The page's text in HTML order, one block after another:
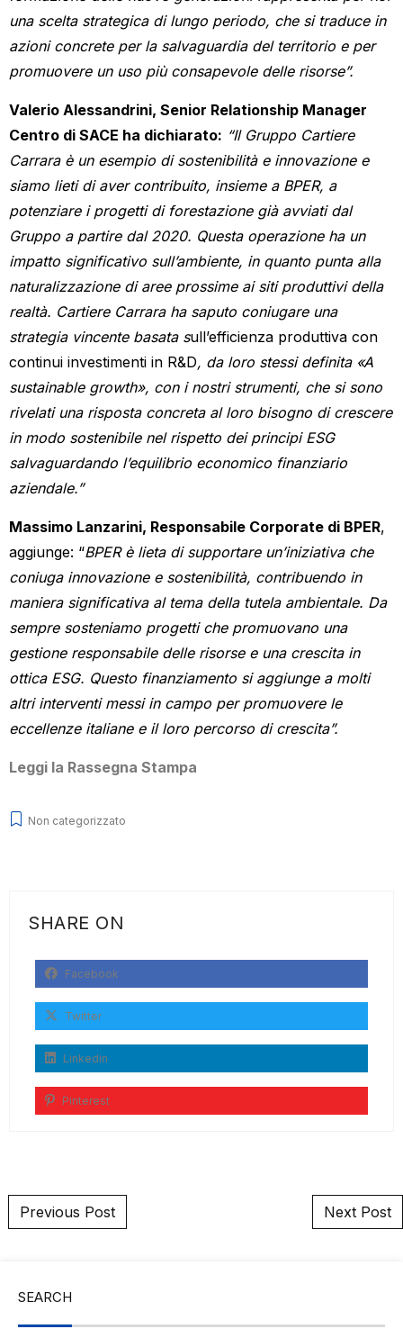
una scelta strategica di lungo periodo, che si traduce in
azioni concrete per la salvaguardia del territorio e per
promuovere un uso più consapevole delle risorse”.
Valerio Alessandrini, Senior Relationship Manager
Centro di SACE ha dichiarato: “Il Gruppo Cartiere
Carrara è un esempio di sostenibilità e innovazione e
siamo lieti di aver contribuito, insieme a BPER, a
potenziare i progetti di forestazione già avviati dal
Gruppo a partire dal 2020. Questa operazione ha un
impatto significativo sull’ambiente, in quanto punta alla
naturalizzazione di aree prossime ai siti produttivi della
realtà. Cartiere Carrara ha saputo coniugare una
strategia vincente basata sull’efficienza produttiva con
continui investimenti in R&D, da loro stessi definita «A
sustainable growth», con i nostri strumenti, che si sono
rivelati una risposta concreta al loro bisogno di crescere
in modo sostenibile nel rispetto dei principi ESG
salvaguardando l’equilibrio economico finanziario
aziendale.”
Massimo Lanzarini, Responsabile Corporate di BPER,
aggiunge: “BPER è lieta di supportare un’iniziativa che
coniuga innovazione e sostenibilità, contribuendo in
maniera significativa al tema della tutela ambientale. Da
sempre sosteniamo progetti che promuovano una
gestione responsabile delle risorse e una crescita in
ottica ESG. Questo finanziamento si aggiunge a molti
altri interventi messi in campo per promuovere le
eccellenze italiane e il loro percorso di crescita”.
Leggi la Rassegna Stampa
Non categorizzato
SHARE ON
Facebook
Twitter
Linkedin
Pinterest
Post navigation
Previous Post Next Post
SEARCH